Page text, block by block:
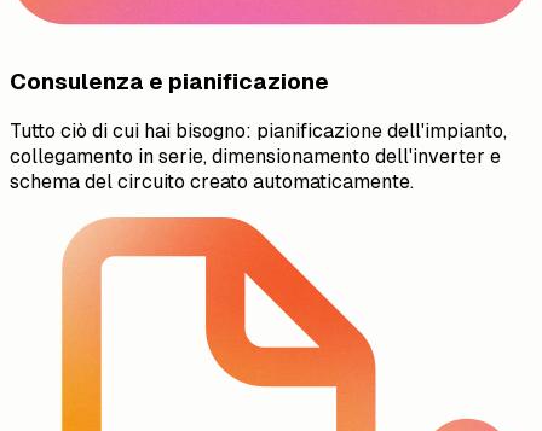
Consulenza e pianificazione
Tutto ciò di cui hai bisogno: pianificazione dell'impianto,
collegamento in serie, dimensionamento dell'inverter e
schema del circuito creato automaticamente.